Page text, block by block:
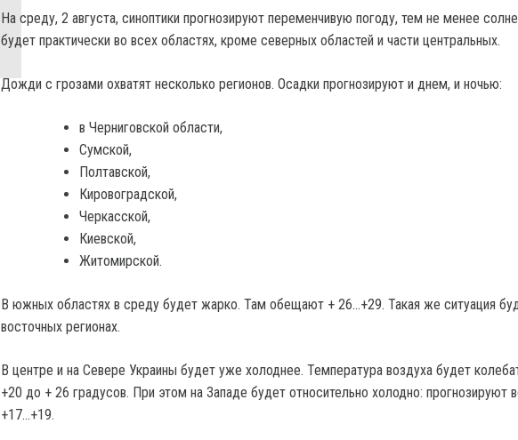
На среду, 2 августа, синоптики прогнозируют переменчивую погоду, тем не менее
будет практически во всех областях, кроме северных областей и части центральных.
Дожди с грозами охватят несколько регионов. Осадки прогнозируют и днем, и ночью:
в Черниговской области,
Сумской,
Полтавской,
Кировоградской,
Черкасской,
Киевской,
Житомирской.
В южных областях в среду будет жарко. Там обещают + 26…+29. Такая же ситуация
восточных регионах.
В центре и на Севере Украины будет уже холоднее. Температура воздуха будет
+20 до + 26 градусов. При этом на Западе будет относительно холодно: прогнозируют
+17…+19.